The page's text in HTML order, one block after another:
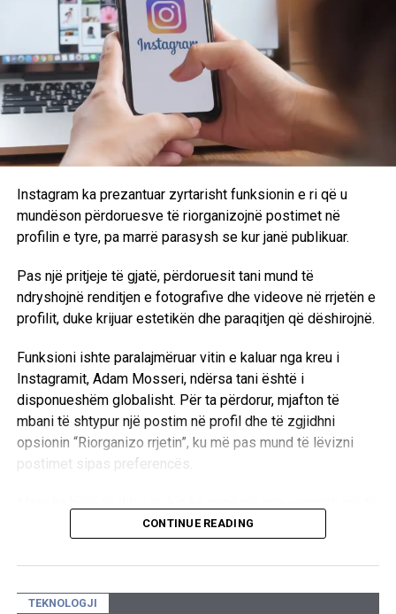
Instagram ka prezantuar zyrtarisht funksionin e ri që u
mundëson përdoruesve të riorganizojnë postimet në
profilin e tyre, pa marrë parasysh se kur janë publikuar.
Pas një pritjeje të gjatë, përdoruesit tani mund të
ndryshojnë renditjen e fotografive dhe videove në rrjetën e
profilit, duke krijuar estetikën dhe paraqitjen që dëshirojnë.
Funksioni ishte paralajmëruar vitin e kaluar nga kreu i
Instagramit, Adam Mosseri, ndërsa tani është i
disponueshëm globalisht. Për ta përdorur, mjafton të
mbani të shtypur një postim në profil dhe të zgjidhni
opsionin “Riorganizo rrjetin”, ku më pas mund të lëvizni
postimet sipas preferencës.
kërkuara nga përdoruesit e Instagramit, duke shtuar se
të mirë të mundshme.
Megjithatë, postimet e fiksuara (pinned posts) do të
CONTINUE READING
TEKNOLOGJI